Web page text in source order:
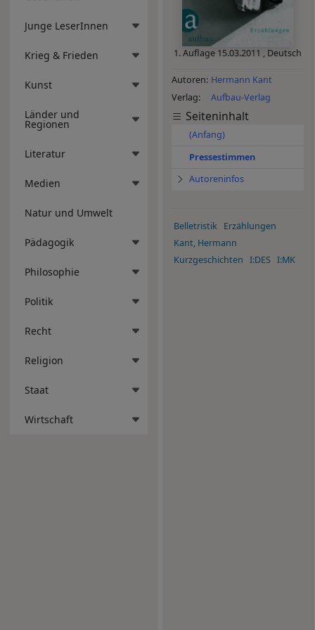
Junge LeserInnen
Krieg & Frieden
Kunst
Länder und
Regionen
Literatur
Medien
Natur und Umwelt
Pädagogik
Philosophie
Politik
Recht
Religion
Staat
Wirtschaft
1. Auflage 15.03.2011 , Deutsch
Autoren Hermann Kant
Verlag
Aufbau-Verlag
Seiteninhalt
(Anfang)
Pressestimmen
Autoreninfos
Belletristik
Erzählungen
Kant, Hermann
Kurzgeschichten I:DES I:MK